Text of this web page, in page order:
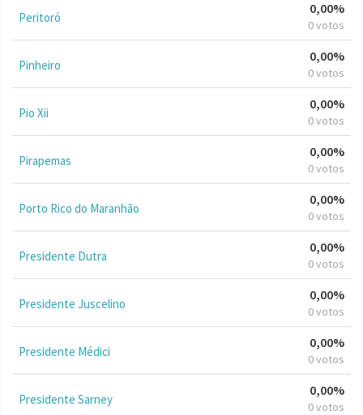
Peritoró
0,00%
0 votos
Pinheiro
0,00%
0 votos
Pio Xii
0,00%
0 votos
Pirapemas
0,00%
0 votos
Porto Rico do Maranhão
0,00%
0 votos
Presidente Dutra
0,00%
0 votos
Presidente Juscelino
0,00%
0 votos
Presidente Médici
0,00%
0 votos
Presidente Sarney
0,00%
0 votos